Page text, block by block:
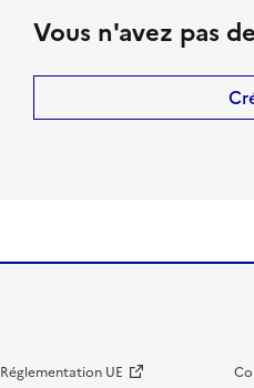
Vous n'avez pas
Réglementation UE